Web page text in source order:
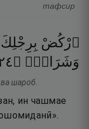
тафсир
ٱرْكُضْ
وَشَرَابٌۭ ۝
шароб.
ин чашмае